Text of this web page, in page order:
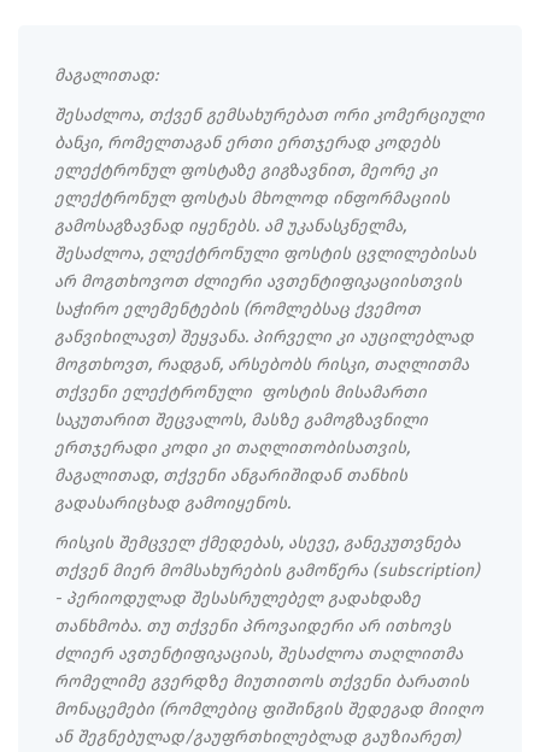
მაგალითად:
შესაძლოა, თქვენ გემსახურებათ ორი კომერციული
ბანკი, რომელთაგან ერთი ერთჯერად კოდებს
ელექტრონულ ფოსტაზე გიგზავნით, მეორე კი
ელექტრონულ ფოსტას მხოლოდ ინფორმაციის
გამოსაგზავნად იყენებს. ამ უკანასკნელმა,
შესაძლოა, ელექტრონული ფოსტის ცვლილებისას
არ მოგთხოვოთ ძლიერი ავთენტიფიკაციისთვის
საჭირო ელემენტების (რომლებსაც ქვემოთ
განვიხილავთ) შეყვანა. პირველი კი აუცილებლად
მოგთხოვთ, რადგან, არსებობს რისკი, თაღლითმა
თქვენი ელექტრონული ფოსტის მისამართი
საკუთარით შეცვალოს, მასზე გამოგზავნილი
ერთჯერადი კოდი კი თაღლითობისათვის,
მაგალითად, თქვენი ანგარიშიდან თანხის
გადასარიცხად გამოიყენოს.
რისკის შემცველ ქმედებას, ასევე, განეკუთვნება
თქვენ მიერ მომსახურების გამოწერა (subscription)
- პერიოდულად შესასრულებელ გადახდაზე
თანხმობა. თუ თქვენი პროვაიდერი არ ითხოვს
ძლიერ ავთენტიფიკაციას, შესაძლოა თაღლითმა
რომელიმე გვერდზე მიუთითოს თქვენი ბარათის
მონაცემები (რომლებიც ფიშინგის შედეგად მიიღო
ან შეგნებულად/გაუფრთხილებლად გაუზიარეთ)